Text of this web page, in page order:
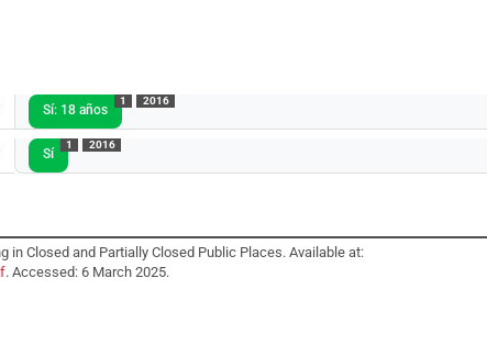
Sí: 18 años
1 2016
Sí
1 2016
in Closed and Partially Closed Public Places. Available at:
. Accessed: 6 March 2025.